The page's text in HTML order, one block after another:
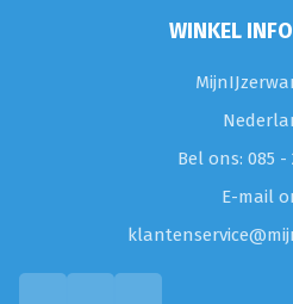
WINKEL
Bel ons: 085 -
E-mail